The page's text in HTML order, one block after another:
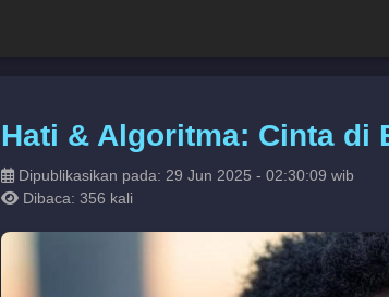
Hati & Algoritma: Cinta di
Dipublikasikan pada: 29 Jun 2025 - 02:30:09 wib
Dibaca: 356 kali